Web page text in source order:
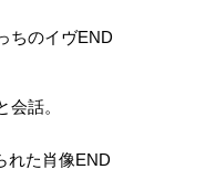
ちのイヴEND
会話。
れた肖像END